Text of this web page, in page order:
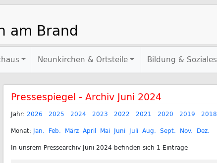
am Brand
Neunkirchen & Ortsteile Bildung & Soziales
Pressespiegel - Archiv Juni 2024
Jahr: 2026 2025 2024 2023 2022 2021 2020 2019 2018
Monat: Jan. Feb. März April Mai Juni Juli Aug. Sept. Nov. Dez.
In unsrem Pressearchiv Juni 2024 befinden sich 1 Einträge